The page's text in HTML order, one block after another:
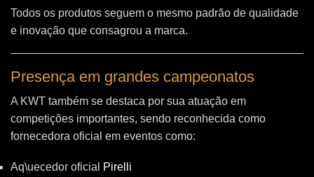
Todos os produtos seguem o mesmo padrão de qualidade
e inovação que consagrou a marca.
Presença em grandes campeonatos
A KWT também se destaca por sua atuação em
competições importantes, sendo reconhecida como
fornecedora oficial em eventos como:
Aq\uecedor oficial
Pirelli